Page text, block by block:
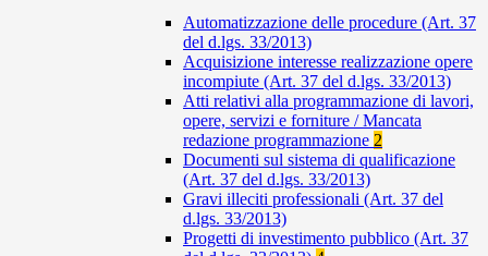
Automatizzazione delle procedure (Art. 37
del d.lgs. 33/2013)
Acquisizione interesse realizzazione opere
incompiute (Art. 37 del d.lgs. 33/2013)
Atti relativi alla programmazione di lavori,
opere, servizi e forniture / Mancata
redazione programmazione 2
Documenti sul sistema di qualificazione
(Art. 37 del d.lgs. 33/2013)
Gravi illeciti professionali (Art. 37 del
d.lgs. 33/2013)
Progetti di investimento pubblico (Art. 37